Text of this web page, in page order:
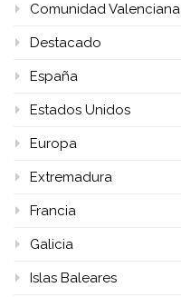
Comunidad Valenciana
Destacado
España
Estados Unidos
Europa
Extremadura
Francia
Galicia
Islas Baleares